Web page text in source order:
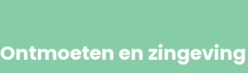
Ontmoeten en zingeving